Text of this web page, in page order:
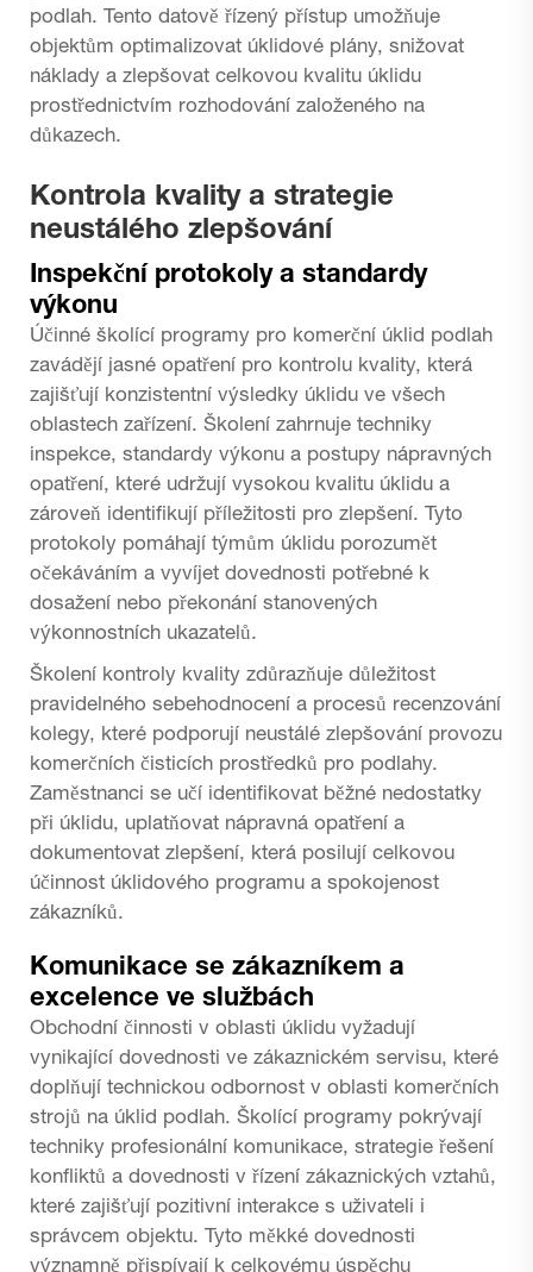
podlah. Tento datově řízený přístup umožňuje
objektům optimalizovat úklidové plány, snižovat
náklady a zlepšovat celkovou kvalitu úklidu
prostřednictvím rozhodování založeného na
důkazech.
Kontrola kvality a strategie
neustálého zlepšování
Inspekční protokoly a standardy
výkonu
Účinné školící programy pro komerční úklid podlah
zavádějí jasné opatření pro kontrolu kvality, která
zajišťují konzistentní výsledky úklidu ve všech
oblastech zařízení. Školení zahrnuje techniky
inspekce, standardy výkonu a postupy nápravných
opatření, které udržují vysokou kvalitu úklidu a
zároveň identifikují příležitosti pro zlepšení. Tyto
protokoly pomáhají týmům úklidu porozumět
očekáváním a vyvíjet dovednosti potřebné k
dosažení nebo překonání stanovených
výkonnostních ukazatelů.
Školení kontroly kvality zdůrazňuje důležitost
pravidelného sebehodnocení a procesů recenzování
kolegy, které podporují neustálé zlepšování provozu
komerčních čisticích prostředků pro podlahy.
Zaměstnanci se učí identifikovat běžné nedostatky
při úklidu, uplatňovat nápravná opatření a
dokumentovat zlepšení, která posilují celkovou
účinnost úklidového programu a spokojenost
zákazníků.
Komunikace se zákazníkem a
excelence ve službách
Obchodní činnosti v oblasti úklidu vyžadují
vynikající dovednosti ve zákaznickém servisu, které
doplňují technickou odbornost v oblasti komerčních
strojů na úklid podlah. Školící programy pokrývají
techniky profesionální komunikace, strategie řešení
konfliktů a dovednosti v řízení zákaznických vztahů,
které zajišťují pozitivní interakce s uživateli i
správcem objektu. Tyto měkké dovednosti
významně přispívají k celkovému úspěchu